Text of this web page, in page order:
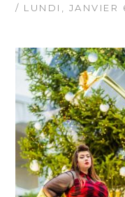
/ LUNDI, JANVIER